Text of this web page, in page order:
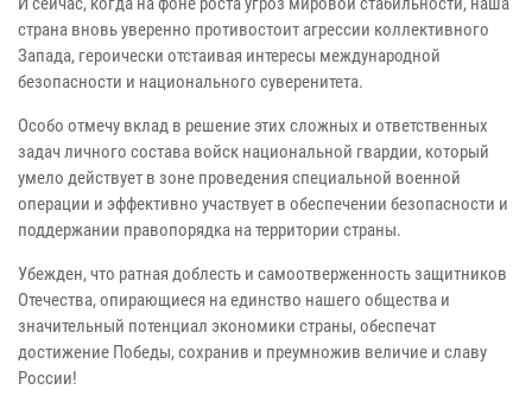
страна вновь уверенно противостоит агрессии коллективного
Запада, героически отстаивая интересы международной
безопасности и национального суверенитета.
Особо отмечу вклад в решение этих сложных и ответственных
задач личного состава войск национальной гвардии, который
умело действует в зоне проведения специальной военной
операции и эффективно участвует в обеспечении безопасности и
поддержании правопорядка на территории страны.
Убежден, что ратная доблесть и самоотверженность защитников
Отечества, опирающиеся на единство нашего общества и
значительный потенциал экономики страны, обеспечат
достижение Победы, сохранив и преумножив величие и славу
России!